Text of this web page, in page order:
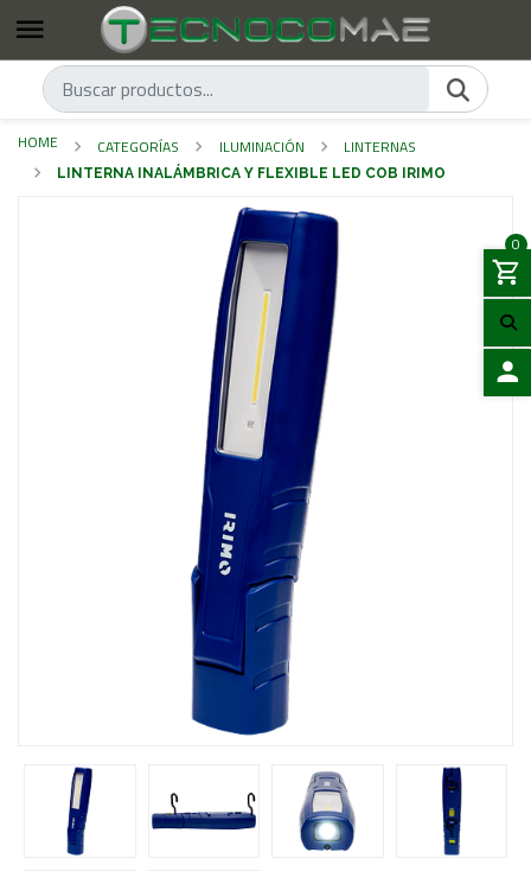
0
HOME CATEGORÍAS ILUMINACIÓN LINTERNAS
LINTERNA INALÁMBRICA Y FLEXIBLE LED COB IRIMO